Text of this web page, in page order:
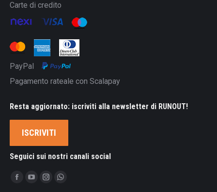
Carte di credito
PayPal
Pagamento rateale con Scalapay
Resta aggiornato: iscriviti alla newsletter di RUNOUT!
ISCRIVITI
Seguici sui nostri canali social
Ci puoi trovare su:
Facebook
YouTubeInstagramWhatsapp